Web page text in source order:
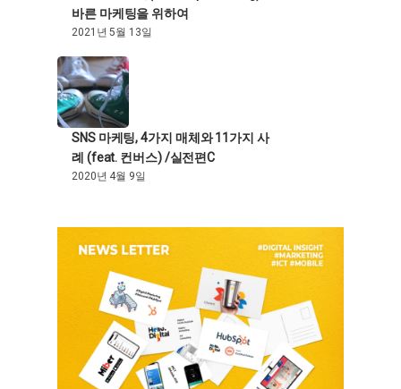
바른 마케팅을 위하여
2021년 5월 13일
SNS 마케팅, 4가지 매체와 11가지 사
례 (feat. 컨버스) /실전편C
2020년 4월 9일